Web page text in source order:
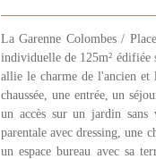
La Garenne Colombes /
individuelle de 125m² édifiée
allie le charme de l'ancien
chaussée, une entrée, un
un accès sur un jardin
parentale avec dressing, une
un espace bureau avec sa